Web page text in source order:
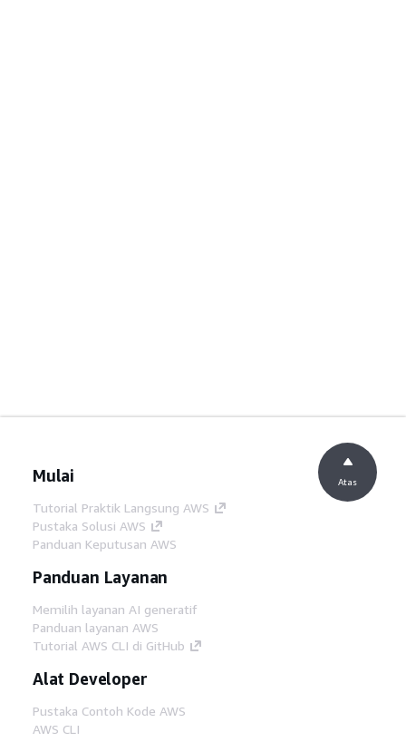
Mulai
Tutorial Praktik Langsung AWS
Pustaka Solusi AWS
Panduan Keputusan AWS
Panduan Layanan
Memilih layanan AI generatif
Panduan layanan AWS
Tutorial AWS CLI di GitHub
Alat Developer
Pustaka Contoh Kode AWS
AWS CLI
Atas